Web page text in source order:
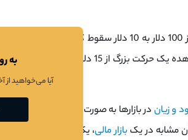
به عنوان مثال، اگر قیمت دارایی از 100 دلار به 10 دلار
خطی بسیار کم
و زیان در بازارها به صورت درصدی بیان می
مشابه در یک بازار مالی
به
آیا می‌خواهید از